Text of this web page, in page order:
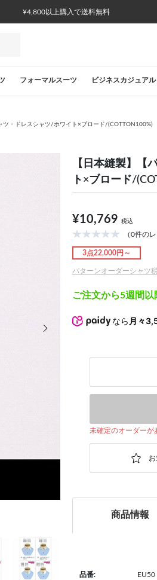
¥4,800以上購入で送料無料
フォーマルスーツ ビジネスカジュアル
ツ・ドレスシャツ/ホワイト×ブロード/(COTTON100%)
次の画像
【日本縫製】【
ト×ブロード/
¥10,769 税込
（0件の
3点22,000円～
パターンオーダーシャツ
ご注文から5週間以
なら 月々
未確定のオーダーが
商品情報
品番: EU50